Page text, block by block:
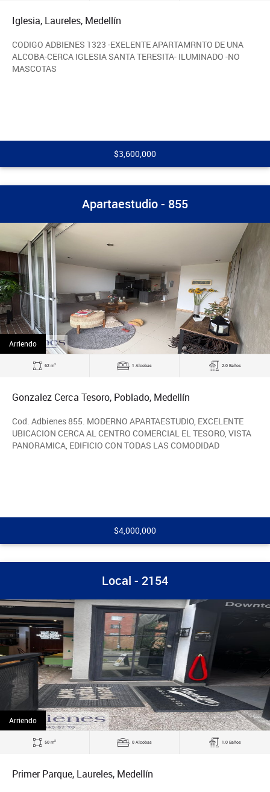
Iglesia, Laureles, Medellín
CODIGO ADBIENES 1323 -EXELENTE APARTAMRNTO DE UNA
ALCOBA-CERCA IGLESIA SANTA TERESITA- ILUMINADO -NO
MASCOTAS
$3,600,000
Apartaestudio - 855
Arriendo
62 m2 1 Alcobas 2.0 Baños
Gonzalez Cerca Tesoro, Poblado, Medellín
Cod. Adbienes 855. MODERNO APARTAESTUDIO, EXCELENTE
UBICACION CERCA AL CENTRO COMERCIAL EL TESORO, VISTA
PANORAMICA, EDIFICIO CON TODAS LAS COMODIDAD
$4,000,000
Local - 2154
Arriendo
50 m2 0 Alcobas 1.0 Baños
Primer Parque, Laureles, Medellín